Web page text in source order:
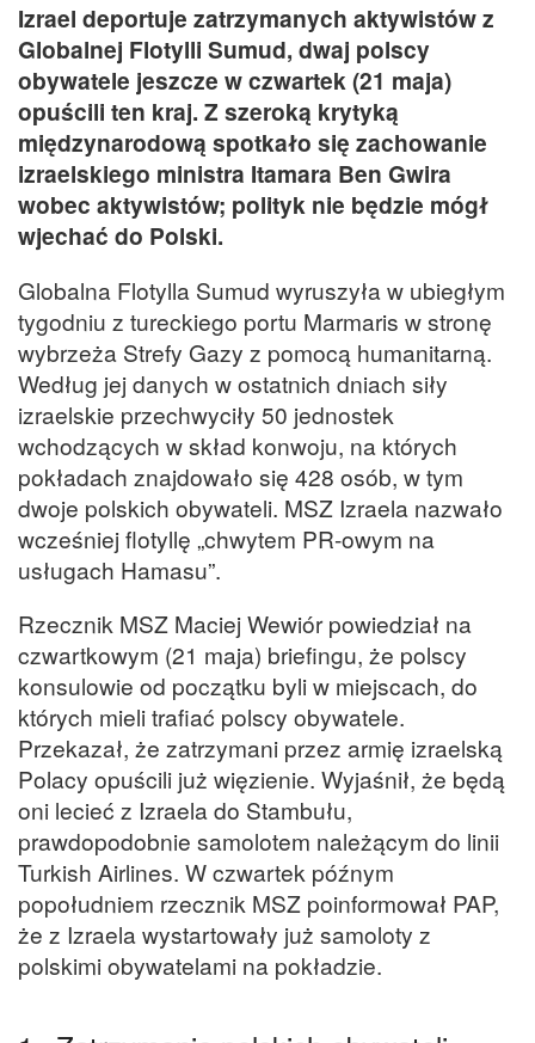
Izrael deportuje zatrzymanych aktywistów z
Globalnej Flotylli Sumud, dwaj polscy
obywatele jeszcze w czwartek (21 maja)
opuścili ten kraj. Z szeroką krytyką
międzynarodową spotkało się zachowanie
izraelskiego ministra Itamara Ben Gwira
wobec aktywistów; polityk nie będzie mógł
wjechać do Polski.
Globalna Flotylla Sumud wyruszyła w ubiegłym
tygodniu z tureckiego portu Marmaris w stronę
wybrzeża Strefy Gazy z pomocą humanitarną.
Według jej danych w ostatnich dniach siły
izraelskie przechwyciły 50 jednostek
wchodzących w skład konwoju, na których
pokładach znajdowało się 428 osób, w tym
dwoje polskich obywateli. MSZ Izraela nazwało
wcześniej flotyllę „chwytem PR-owym na
usługach Hamasu”.
Rzecznik MSZ Maciej Wewiór powiedział na
czwartkowym (21 maja) briefingu, że polscy
konsulowie od początku byli w miejscach, do
których mieli trafiać polscy obywatele.
Przekazał, że zatrzymani przez armię izraelską
Polacy opuścili już więzienie. Wyjaśnił, że będą
oni lecieć z Izraela do Stambułu,
prawdopodobnie samolotem należącym do linii
Turkish Airlines. W czwartek późnym
popołudniem rzecznik MSZ poinformował PAP,
że z Izraela wystartowały już samoloty z
polskimi obywatelami na pokładzie.